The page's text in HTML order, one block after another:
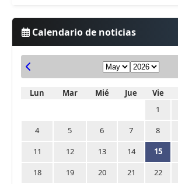
Calendario de noticias
Lun Mar Mié Jue Vie
1
4
5 6 7 8
11
12 13 14 15
18
19 20 21 22